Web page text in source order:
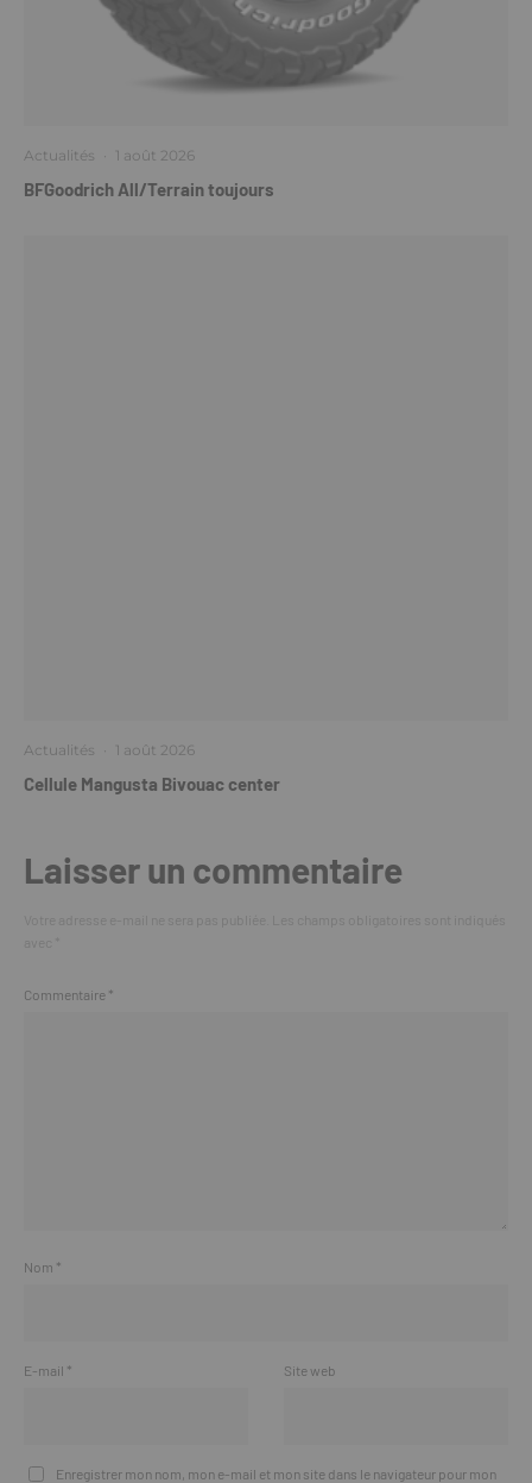
Actualités · 1 août 2026
BFGoodrich All/Terrain toujours
Actualités · 1 août 2026
Cellule Mangusta Bivouac center
Laisser un commentaire
Commentaire *
Nom *
E-mail * Site web
Enregistrer mon nom, mon e-mail et mon site dans le navigateur pour mon